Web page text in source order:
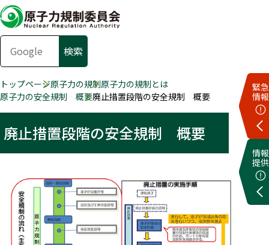
緊急
情報
情報
提供
トップページ原子力の規制原子力の規制とは
原子力の安全規制 概要廃止措置段階の安全規制 概要
廃止措置段階の安全規制 概要